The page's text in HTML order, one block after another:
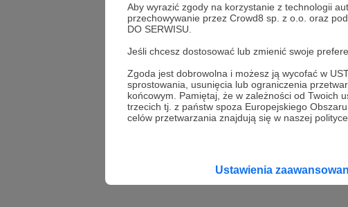
Aby wyrazić zgody na korzystanie z technologii
przechowywanie przez Crowd8 sp. z o.o. oraz
DO SERWISU.
Jeśli chcesz dostosować lub zmienić swoje
Zgoda jest dobrowolna i możesz ją wycofać w
sprostowania, usunięcia lub ograniczenia
końcowym. Pamiętaj, że w zależności od Twoich
trzecich tj. z państw spoza Europejskiego
celów przetwarzania znajdują się w naszej
Ustawienia
Wesprzyj